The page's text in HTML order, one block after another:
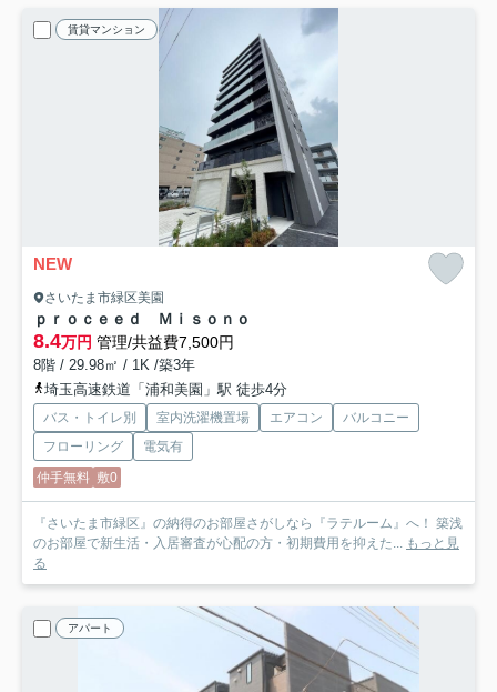
賃貸マンション
NEW
さいたま市緑区美園
ｐｒｏｃｅｅｄ Ｍｉｓｏｎｏ
8.4万円 管理/共益費7,500円
8階 / 29.98㎡ / 1K /築3年
埼玉高速鉄道「浦和美園」駅 徒歩4分
バス・トイレ別 室内洗濯機置場 エアコン
バルコニー
フローリング
電気有
仲手無料 敷0
『さいたま市緑区』の納得のお部屋さがしなら『ラテルーム』へ！ 築浅
のお部屋で新生活・入居審査が心配の方・初期費用を抑えた...
もっと見
る
アパート